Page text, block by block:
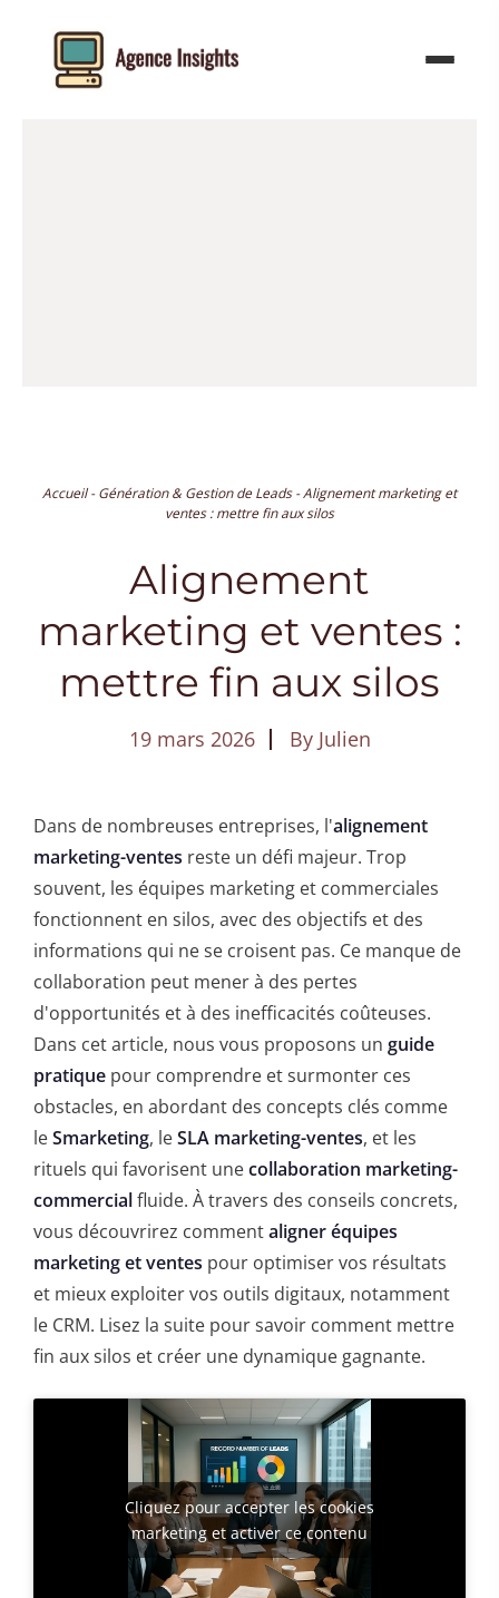
contenu
Accueil-Génération & Gestion de Leads-Alignement marketing et
ventes : mettre fin aux silos
Alignement
marketing et ventes :
mettre fin aux silos
19 mars 2026 By Julien
Dans de nombreuses entreprises, l'alignement
marketing-ventes reste un défi majeur. Trop
souvent, les équipes marketing et commerciales
fonctionnent en silos, avec des objectifs et des
informations qui ne se croisent pas. Ce manque de
collaboration peut mener à des pertes
d'opportunités et à des inefficacités coûteuses.
Dans cet article, nous vous proposons un guide
pratique pour comprendre et surmonter ces
obstacles, en abordant des concepts clés comme
leSmarketing, leSLA marketing-ventes, et les
rituels qui favorisent unecollaboration marketing-
commercialfluide. À travers des conseils concrets,
vous découvrirez commentaligner équipes
marketing et ventes pour optimiser vos résultats
et mieux exploiter vos outils digitaux, notamment
le CRM. Lisez la suite pour savoir comment mettre
fin aux silos et créer une dynamique gagnante.
Cliquez pour accepter les cookies
marketing et activer ce contenu